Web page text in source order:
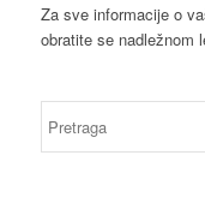
Za sve informacije o
obratite se nadležnom